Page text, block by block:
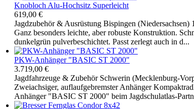
Knobloch Alu-Hochsitz Superleicht
619,00 €
Jagdzubehör & Ausrüstung Bispingen (Niedersachsen)
Ganz besonders leichte, aber robuste Konstruktion.
dunkelgrün pulverbeschichtet. Passt zerlegt auch in d...
PKW-Anhänger "BASIC ST 2000"
3.719,00 €
Jagdfahrzeuge & Zubehör Schwerin (Mecklenburg-
Zweiachsiger, auflaufgebremster Anhänger
Anhänger "BASIC ST 2000" beim Jagdschulatlas-